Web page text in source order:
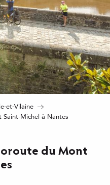
et-Vilaine
Michel à Nantes